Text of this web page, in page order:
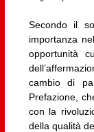
Secondo il
importanza
opportunità
cambio di
Prefazione,
con la
della qualità